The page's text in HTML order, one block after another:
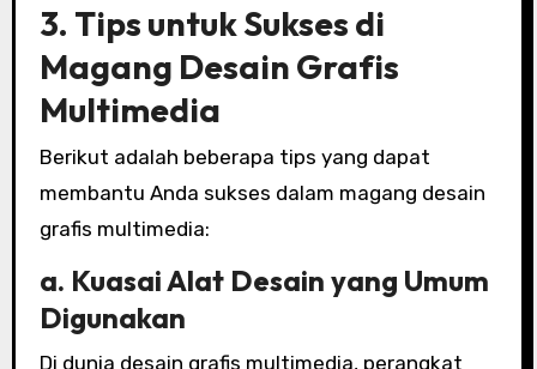
3. Tips untuk Sukses di
Magang Desain Grafis
Multimedia
Berikut adalah beberapa tips yang dapat
membantu Anda sukses dalam magang desain
grafis multimedia:
a. Kuasai Alat Desain yang Umum
Digunakan
Di dunia desain grafis multimedia, perangkat